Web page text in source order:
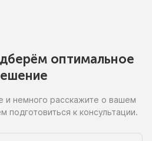
оптимальное
и немного расскажите о вашем
подготовиться к консультации.